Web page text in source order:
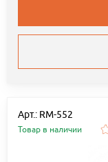
Арт.: RM-552
Товар в наличии